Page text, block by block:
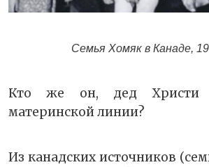
Семья Хомяк в Канаде,
Кто же он, дед Христи
материнской линии?
Из канадских источников